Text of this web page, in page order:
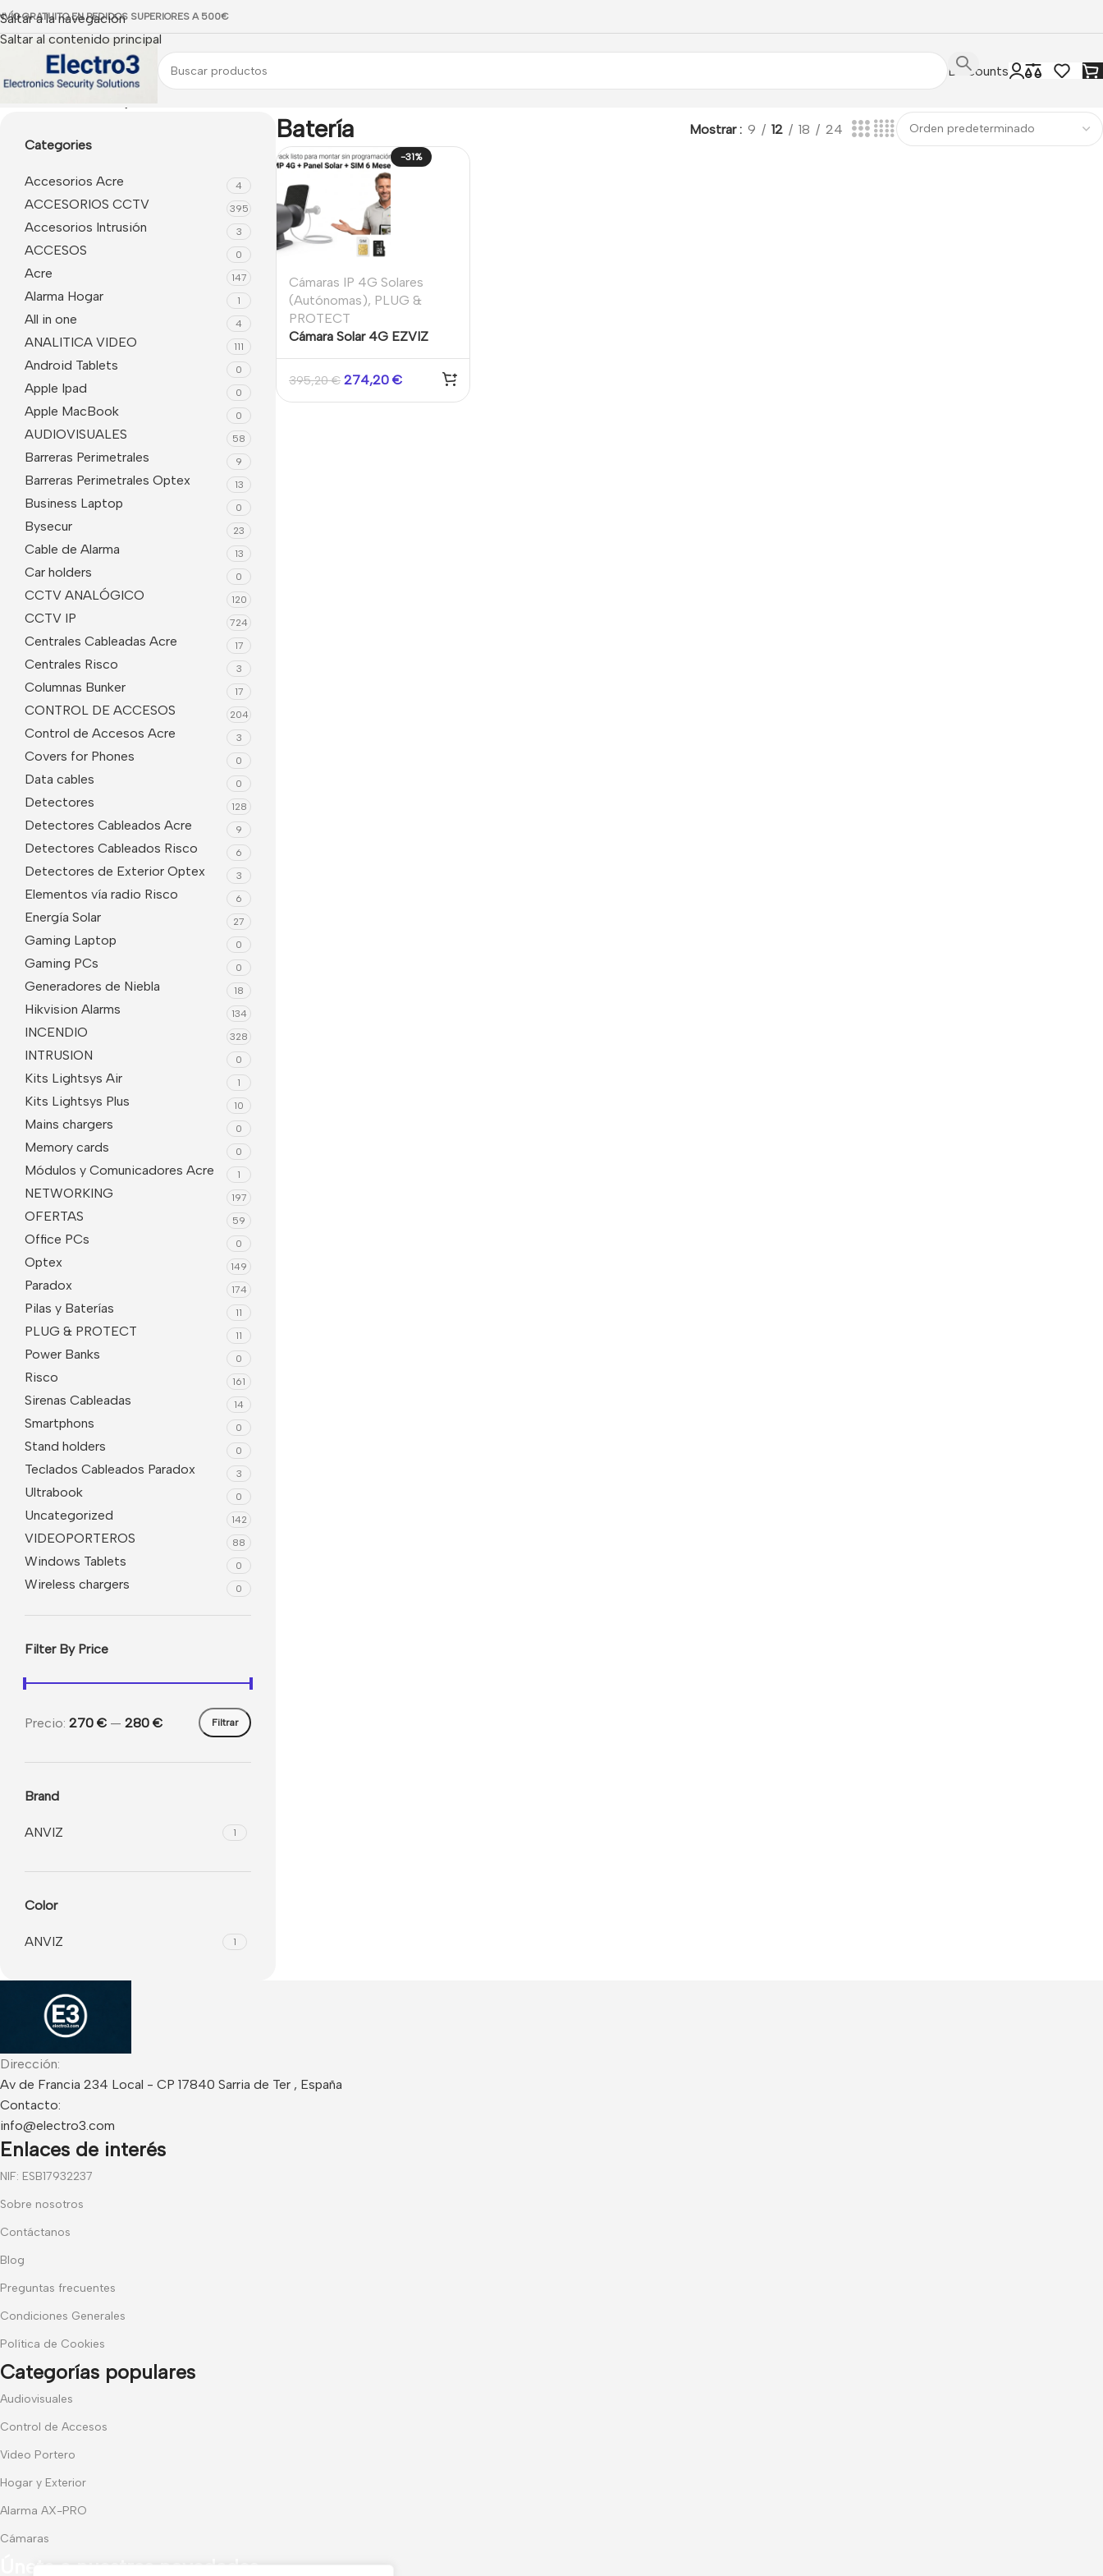
Saltar a la navegación
Saltar al contenido principal
GRATUITO EN PEDIDOS SUPERIORES A 500€
Discounts
Categories
Accesorios Acre 4
ACCESORIOS CCTV 395
Accesorios Intrusión 3
ACCESOS 0
Acre 147
Alarma Hogar 1
All in one 4
ANALITICA VIDEO 111
Android Tablets 0
Apple Ipad 0
Apple MacBook 0
AUDIOVISUALES 58
Barreras Perimetrales 9
Barreras Perimetrales Optex 13
Business Laptop 0
Bysecur 23
Cable de Alarma 13
Car holders 0
CCTV ANALÓGICO 120
CCTV IP 724
Centrales Cableadas Acre 17
Centrales Risco 3
Columnas Bunker 17
CONTROL DE ACCESOS 204
Control de Accesos Acre 3
Covers for Phones 0
Data cables 0
Detectores 128
Detectores Cableados Acre 9
Detectores Cableados Risco 6
Detectores de Exterior Optex 3
Elementos vía radio Risco 6
Energía Solar 27
Gaming Laptop 0
Gaming PCs 0
Generadores de Niebla 18
Hikvision Alarms 134
INCENDIO 328
INTRUSION 0
Kits Lightsys Air 1
Kits Lightsys Plus 10
Mains chargers 0
Memory cards 0
Módulos y Comunicadores Acre 1
NETWORKING 197
OFERTAS 59
Office PCs 0
Optex 149
Paradox 174
Pilas y Baterías 11
PLUG & PROTECT 11
Power Banks 0
Risco 161
Sirenas Cableadas 14
Smartphons 0
Stand holders 0
Teclados Cableados Paradox 3
Ultrabook 0
Uncategorized 142
VIDEOPORTEROS 88
Windows Tablets 0
Wireless chargers 0
Filter By Price
Filtrar
Precio: 270 € — 280 €
Brand
ANVIZ 1
Color
ANVIZ 1
Batería Mostrar 9 12 18 24
-31%
Cámaras IP 4G Solares
(Autónomas), PLUG &
PROTECT
Cámara Solar 4G EZVIZ
3MP Autónoma + SIM 6
Meses + MicroSD 64GB —
Sin Luz ni WiFi
395,20€ 274,20 €
Dirección:
Av de Francia 234 Local - CP 17840 Sarria de Ter , España
Contacto:
info@electro3.com
Enlaces de interés
NIF: ESB17932237
Sobre nosotros
Contáctanos
Blog
Preguntas frecuentes
Condiciones Generales
Política de Cookies
Categorías populares
Audiovisuales
Control de Accesos
Video Portero
Hogar y Exterior
Alarma AX-PRO
Cámaras